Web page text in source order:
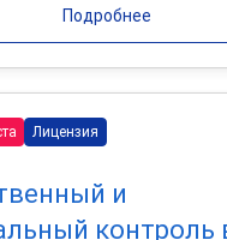
Подробнее
Лицензия
и
контроль